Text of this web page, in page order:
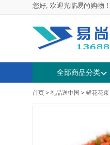
您好, 欢迎光临易尚购物！
全部商品分类
首页 > 礼品送中国 > 鲜花花束